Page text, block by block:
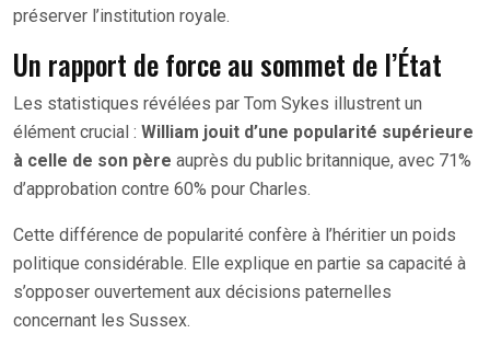
préserver l’institution royale.
Un rapport de force au sommet de l’État
Les statistiques révélées par Tom Sykes illustrent un
élément crucial : William jouit d’une popularité supérieure
à celle de son père auprès du public britannique, avec 71%
d’approbation contre 60% pour Charles.
Cette différence de popularité confère à l’héritier un poids
politique considérable. Elle explique en partie sa capacité à
s’opposer ouvertement aux décisions paternelles
concernant les Sussex.